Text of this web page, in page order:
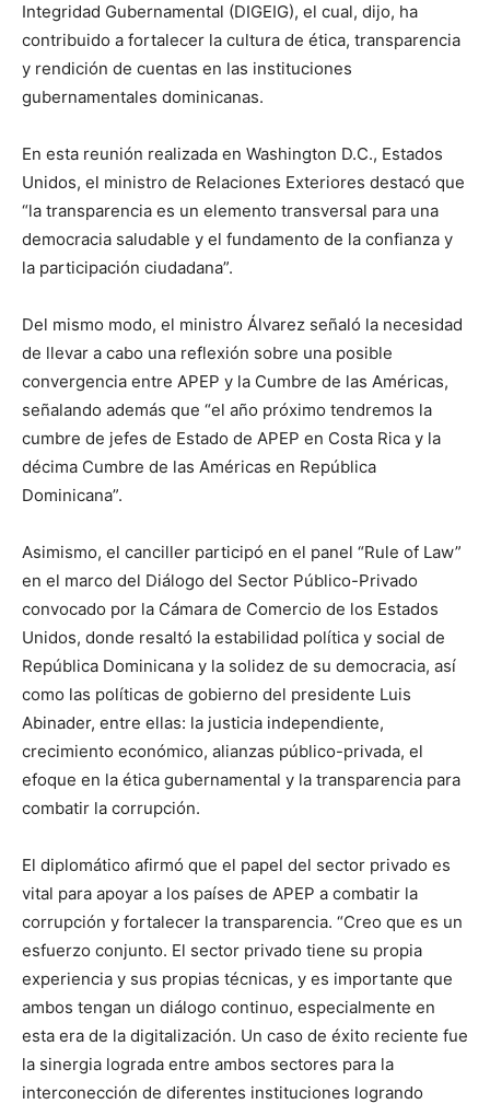
Integridad Gubernamental (DIGEIG), el cual, dijo, ha
contribuido a fortalecer la cultura de ética, transparencia
y rendición de cuentas en las instituciones
gubernamentales dominicanas.
En esta reunión realizada en Washington D.C., Estados
Unidos, el ministro de Relaciones Exteriores destacó que
“la transparencia es un elemento transversal para una
democracia saludable y el fundamento de la confianza y
la participación ciudadana”.
Del mismo modo, el ministro Álvarez señaló la necesidad
de llevar a cabo una reflexión sobre una posible
convergencia entre APEP y la Cumbre de las Américas,
señalando además que “el año próximo tendremos la
cumbre de jefes de Estado de APEP en Costa Rica y la
décima Cumbre de las Américas en República
Dominicana”.
Asimismo, el canciller participó en el panel “Rule of Law”
en el marco del Diálogo del Sector Público-Privado
convocado por la Cámara de Comercio de los Estados
Unidos, donde resaltó la estabilidad política y social de
República Dominicana y la solidez de su democracia, así
como las políticas de gobierno del presidente Luis
Abinader, entre ellas: la justicia independiente,
crecimiento económico, alianzas público-privada, el
efoque en la ética gubernamental y la transparencia para
combatir la corrupción.
El diplomático afirmó que el papel del sector privado es
vital para apoyar a los países de APEP a combatir la
corrupción y fortalecer la transparencia. “Creo que es un
esfuerzo conjunto. El sector privado tiene su propia
experiencia y sus propias técnicas, y es importante que
ambos tengan un diálogo continuo, especialmente en
esta era de la digitalización. Un caso de éxito reciente fue
la sinergia lograda entre ambos sectores para la
interconección de diferentes instituciones logrando